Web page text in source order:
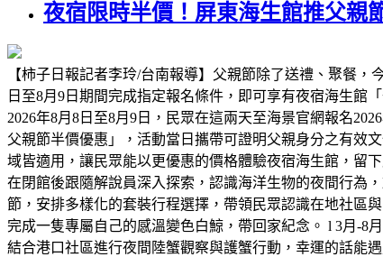
夜宿限時半價！屏東海生館推父親
【柿子日報記者李玲/台南報導】父親節除了送禮、聚餐
日至8月9日期間完成指定報名條件，即可享有夜宿海生館
2026年8月8日至8月9日，民眾在這兩天至海景官網報名
父親節半價優惠」，活動當日攜帶可證明父親身分之有效
域皆適用，讓民眾能以更優惠的價格體驗夜宿海生館，留
在閉館後跟隨解說員深入探索，認識海洋生物的夜間行為
節，安排多樣化的套裝行程選擇，帶領民眾認識在地社區
完成一隻專屬自己的感溫變色白鯨，帶回家紀念。 l 3月-8
結合港口社區進行夜間陸蟹觀察與護蟹行動，幸運的話能